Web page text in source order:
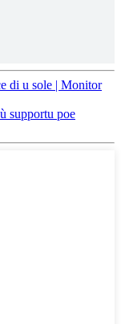
di u sole | Monitor
supportu poe